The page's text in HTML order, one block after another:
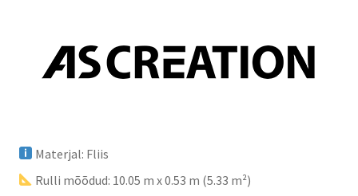
Materjal: Fliis
Rulli mõõdud: 10.05 m x 0.53 m (5.33 m²)